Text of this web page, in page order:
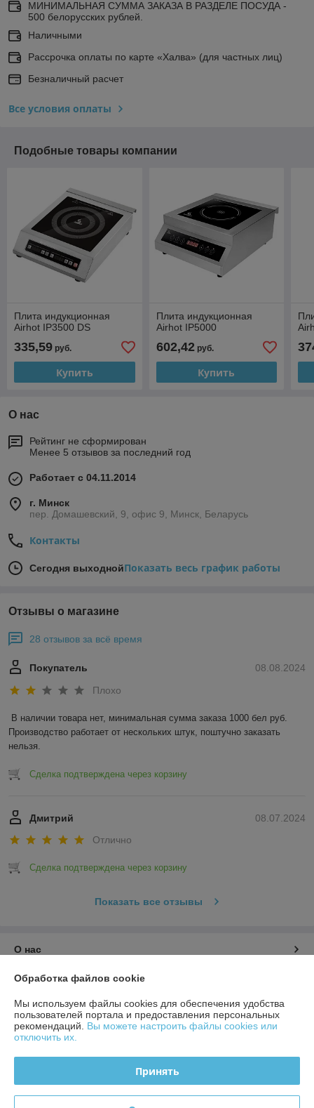
МИНИМАЛЬНАЯ СУММА ЗАКАЗА В РАЗДЕЛЕ ПОСУДА -
500 белорусских рублей.
Наличными
Рассрочка оплаты по карте «Халва» (для частных лиц)
Безналичный расчет
Все условия оплаты
Подобные товары компании
Плита индукционная
Airhot IP3500 DS
335,59 руб.
Купить
Плита индукционная
Airhot IP5000
602,42руб.
Купить
О нас
Рейтинг не сформирован
Менее 5 отзывов за последний год
Работает с 04.11.2014
г. Минск
пер. Домашевский, 9, офис 9, Минск, Беларусь
Контакты
Сегодня выходнойПоказать весь график работы
Отзывы о магазине
28 отзывов за всё время
08.08.2024
Покупатель
Плохо
В наличии товара нет, минимальная сумма заказа 1000 бел руб.
Производство работает от нескольких штук, поштучно заказать
нельзя.
Сделка подтверждена через корзину
08.07.2024
Дмитрий
Отлично
Сделка подтверждена через корзину
Показать все отзывы
О нас
Контакты
Доставка и оплата
Полная версия сайта
Обработка файлов cookie
Мы используем файлы cookies для обеспечения удобства
пользователей портала и предоставления персональных
рекомендаций. Вы можете настроить файлы cookies или
отключить их.
Принять